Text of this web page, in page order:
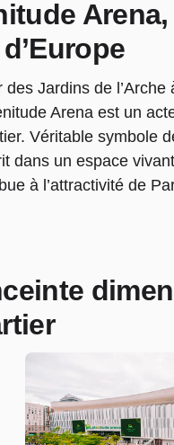
Jardins de l’Arche
Arena est un
Véritable symbole
dans un espace
à l’attractivité de